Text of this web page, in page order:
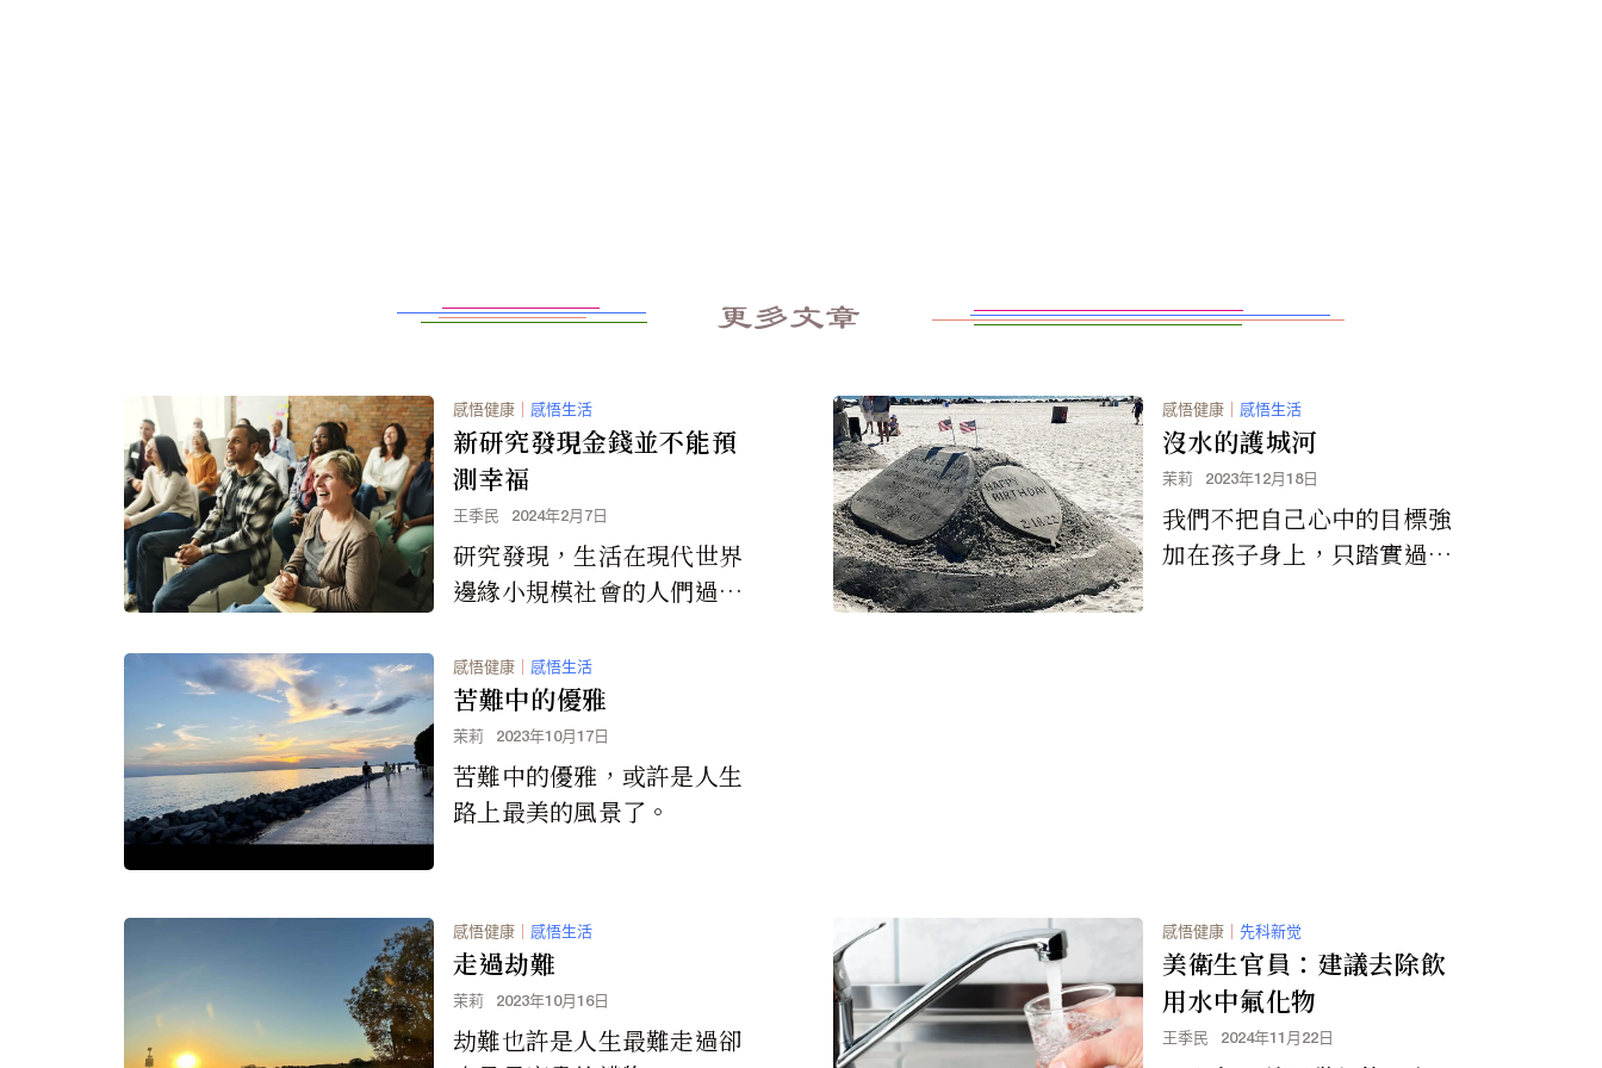
更多文章
感悟健康 ｜ 感悟生活
新研究發現金錢並不能預
測幸福
王季民 2024年2月7日
研究發現，生活在現代世界
邊緣小規模社會的人們過著
們一樣幸福和滿足的生活。
感悟健康 ｜ 感悟生活
沒水的護城河
茉莉 2023年12月18日
我們不把自己心中的目標強
加在孩子身上，只踏實過好
感悟健康 ｜ 感悟生活
苦難中的優雅
茉莉 2023年10月17日
苦難中的優雅，或許是人生
路上最美的風景了。
感悟健康 ｜ 感悟生活
走過劫難
茉莉 2023年10月16日
劫難也許是人生最難走過卻
感悟健康 ｜ 先科新觉
美衛生官員：建議去除飲
用水中氟化物
王季民 2024年11月22日